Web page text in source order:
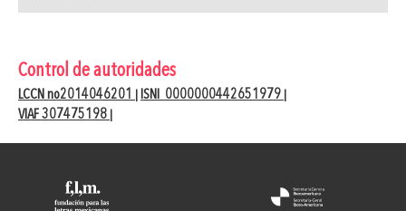
Control de autoridades
LCCN no2014046201 ISNI 0000000442651979
VIAF 307475198